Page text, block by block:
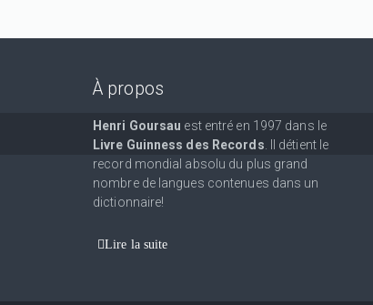
À propos
Henri Goursau est entré en 1997 dans le
Livre Guinness des Records. Il détient le
record mondial absolu du plus grand
nombre de langues contenues dans un
dictionnaire!
Lire la suite